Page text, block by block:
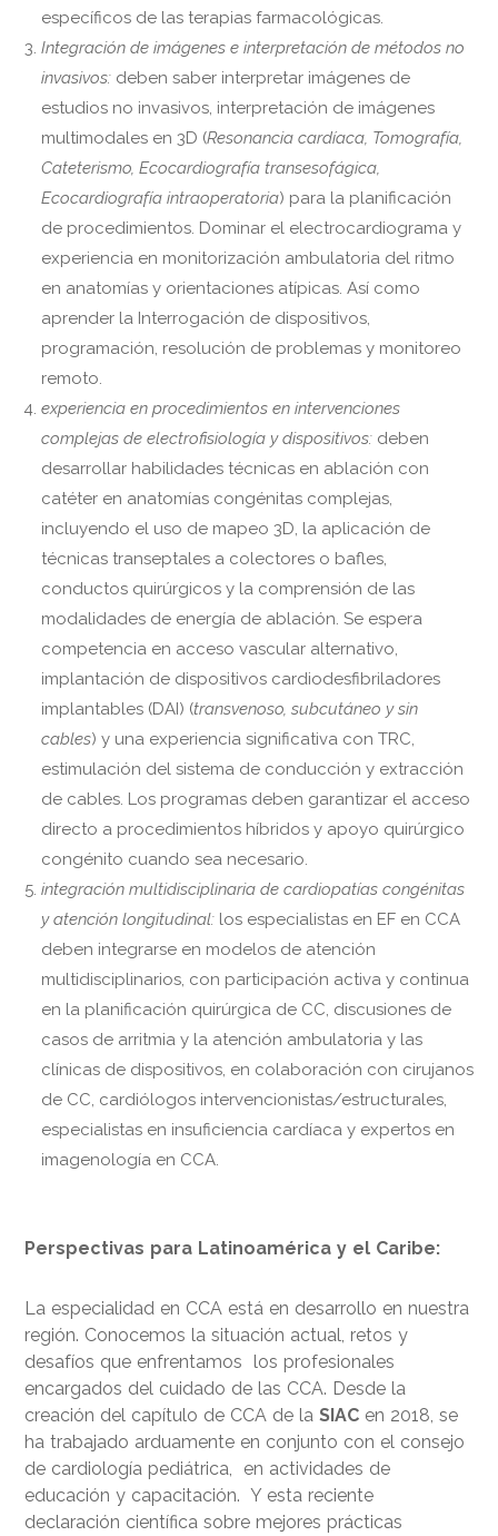
específicos de las terapias farmacológicas.
Integración de imágenes e interpretación de métodos no
invasivos: deben saber interpretar imágenes de
estudios no invasivos, interpretación de imágenes
multimodales en 3D (Resonancia cardíaca, Tomografía,
Cateterismo, Ecocardiografía transesofágica,
Ecocardiografía intraoperatoria) para la planificación
de procedimientos. Dominar el electrocardiograma y
experiencia en monitorización ambulatoria del ritmo
en anatomías y orientaciones atípicas. Así como
aprender la Interrogación de dispositivos,
programación, resolución de problemas y monitoreo
remoto.
experiencia en procedimientos en intervenciones
complejas de electrofisiología y dispositivos: deben
desarrollar habilidades técnicas en ablación con
catéter en anatomías congénitas complejas,
incluyendo el uso de mapeo 3D, la aplicación de
técnicas transeptales a colectores o bafles,
conductos quirúrgicos y la comprensión de las
modalidades de energía de ablación. Se espera
competencia en acceso vascular alternativo,
implantación de dispositivos cardiodesfibriladores
implantables (DAI) (transvenoso, subcutáneo y sin
cables) y una experiencia significativa con TRC,
estimulación del sistema de conducción y extracción
de cables. Los programas deben garantizar el acceso
directo a procedimientos híbridos y apoyo quirúrgico
congénito cuando sea necesario.
integración multidisciplinaria de cardiopatías congénitas
y atención longitudinal: los especialistas en EF en CCA
deben integrarse en modelos de atención
multidisciplinarios, con participación activa y continua
en la planificación quirúrgica de CC, discusiones de
casos de arritmia y la atención ambulatoria y las
clínicas de dispositivos, en colaboración con cirujanos
de CC, cardiólogos intervencionistas/estructurales,
especialistas en insuficiencia cardíaca y expertos en
imagenología en CCA.
Perspectivas para Latinoamérica y el Caribe:
La especialidad en CCA está en desarrollo en nuestra
región. Conocemos la situación actual, retos y
desafíos que enfrentamos los profesionales
encargados del cuidado de las CCA. Desde la
creación del capítulo de CCA de la SIAC en 2018, se
ha trabajado arduamente en conjunto con el consejo
de cardiología pediátrica, en actividades de
educación y capacitación. Y esta reciente
declaración científica sobre mejores prácticas